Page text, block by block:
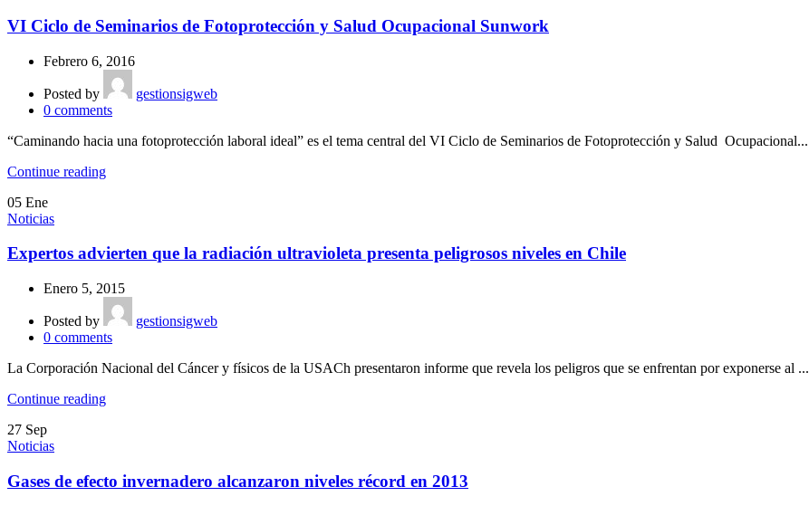
VI Ciclo de Seminarios de Fotoprotección y Salud Ocupacional Sunwork
Febrero 6, 2016
Posted by
gestionsigweb
0 comments
“Caminando hacia una fotoprotección laboral ideal” es el tema central del VI Ciclo de Seminarios de Fotoprotección y Salud Ocupacional...
Continue reading
05 Ene
Noticias
Expertos advierten que la radiación ultravioleta presenta peligrosos niveles en Chile
Enero 5, 2015
Posted by
gestionsigweb
0 comments
La Corporación Nacional del Cáncer y físicos de la USACh presentaron informe que revela los peligros que se enfrentan por exponerse al ...
Continue reading
27 Sep
Noticias
Gases de efecto invernadero alcanzaron niveles récord en 2013